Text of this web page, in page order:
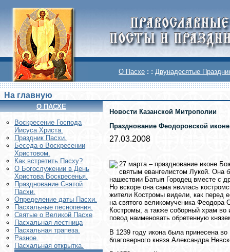
О Пасхе : : Двунадесятые
На главную
О ПАСХЕ
Воскреcение Господа
Иисуса Христа.
Праздник Пасхи.
Беседа о Воскресении
Христовом.
Как встретить Пасху?
О Богослужении в День
Христова Воскресенья.
Празднование Святой
Пасхи.
Определение даты Пасхи.
Пасхальные песнопения.
Святые о Великой Пасхе
Пасхальная лестница
Пасхальная трапеза.
Разное.
Пасхальная открытка.
Новости Казанской Митрополии
Празднование Феодоровской
27.03.2008
27 марта – празднование иконе
святым евангелистом Лукой. Она
нашествии Батыя Городец вместе с
Но вскоре она сама явилась
жители Костромы видели, как перед
на святого великомученика Феодора
Костромы, а также соборный храм во
повод наименовать обретенную
В 1239 году икона была принесена
благоверного князя Александра